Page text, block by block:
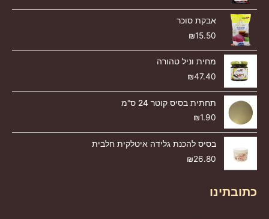
אבקת סוכר
₪15.50
מחית וניל טהורה
₪47.40
תחתית בסיס קוטר 24 ס"מ
₪1.90
בסיס להכנת גלידה איטלקית חלבית
₪26.80
כתובתינו